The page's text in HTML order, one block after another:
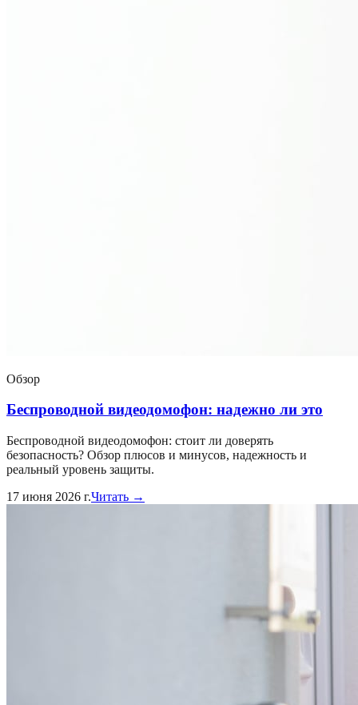
Обзор
Беспроводной видеодомофон: надежно ли это
Беспроводной видеодомофон: стоит ли доверять
безопасность? Обзор плюсов и минусов, надежность и
реальный уровень защиты.
17 июня 2026 г.Читать →